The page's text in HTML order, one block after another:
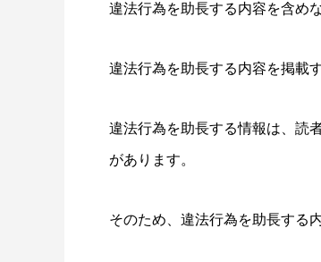
違法行為を助長する内容を含め
違法行為を助長する内容を掲載
違法行為を助長する情報は、読
があります。
そのため、違法行為を助長する